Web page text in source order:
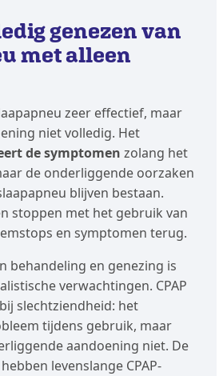
genezen van
met alleen
zeer effectief, maar
niet volledig. Het
de symptomen zolang het
de onderliggende oorzaken
blijven bestaan.
stoppen met het gebruik van
en symptomen terug.
behandeling en genezing is
verwachtingen. CPAP
slechtziendheid: het
tijdens gebruik, maar
aandoening niet. De
levenslange CPAP-